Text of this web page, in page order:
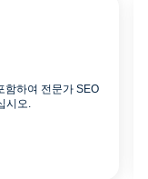
함하여 전문가 SEO
시오.